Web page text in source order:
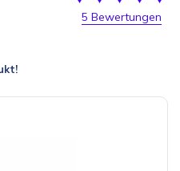
5 Bewertungen